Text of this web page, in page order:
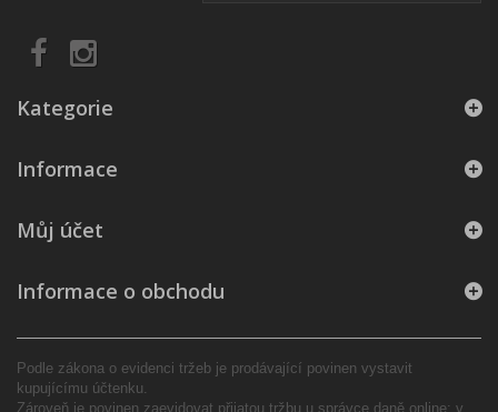
Kategorie
Informace
Můj účet
Informace o obchodu
Podle zákona o evidenci tržeb je prodávající povinen vystavit
kupujícímu účtenku.
Zároveň je povinen zaevidovat přijatou tržbu u správce daně online; v